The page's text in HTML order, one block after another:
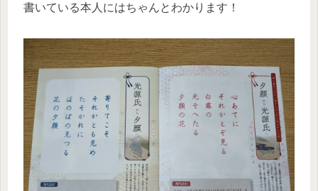
書いている本人にはちゃんとわかります！